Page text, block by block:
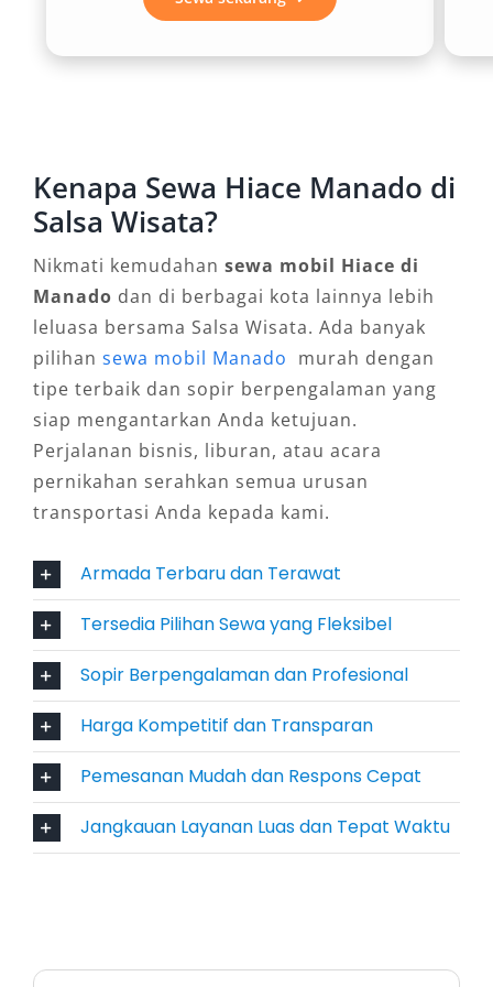
Rombongan
Dengan satu kendaraan saja, seluruh anggota
perjalanan bisa berkumpul dalam satu mobil,
harga rental Hiace Manado yang kompetitif di
Salsa Wisata, solusi ini sangat efisien dari sisi
anggaran.
4. Fasilitas Lengkap untuk
Kenyamanan Maksimal
Hiace modern, khususnya tipe Hiace Premio
Luxury, telah dilengkapi berbagai fasilitas
seperti reclining seat, charging port, audio-
visual system, serta suspensi empuk yang
membuat perjalanan panjang lebih
menyenangkan. Baik untuk harian 24 jam
maupun sewa bulanan, kualitas kenyamanan
tetap menjadi prioritas.
5. Layanan Profesional dan Tepat
Waktu
Kenapa Sewa Hiace Manado di
Salsa Wisata?
Nikmati kemudahan sewa mobil Hiace di
Manado dan di berbagai kota lainnya lebih
leluasa bersama Salsa Wisata. Ada banyak
pilihan sewa mobil Manado murah dengan
tipe terbaik dan sopir berpengalaman yang
siap mengantarkan Anda ketujuan.
Perjalanan bisnis, liburan, atau acara
pernikahan serahkan semua urusan
transportasi Anda kepada kami.
Armada Terbaru dan Terawat
Tersedia Pilihan Sewa yang Fleksibel
Sopir Berpengalaman dan Profesional
Harga Kompetitif dan Transparan
Pemesanan Mudah dan Respons Cepat
Jangkauan Layanan Luas dan Tepat Waktu